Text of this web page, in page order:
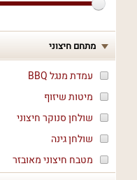
מתחם חיצוני
עמדת מנגל BBQ
מיטות שיזוף
שולחן סנוקר חיצוני
שולחן גינה
מטבח חיצוני מאובזר